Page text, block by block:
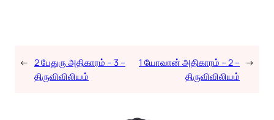
← 2 பேதுரு அதிகாரம் – 3 –
திருவிவிலியம்
1 யோவான் அதிகாரம் – 2 –
திருவிவிலியம்
→